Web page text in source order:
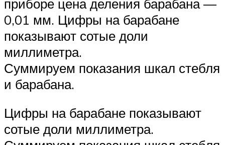
приборе цена деления барабана —
0,01 мм. Цифры на барабане
показывают сотые доли
миллиметра.
Суммируем показания шкал стебля
и барабана.
Цифры на барабане показывают
сотые доли миллиметра.